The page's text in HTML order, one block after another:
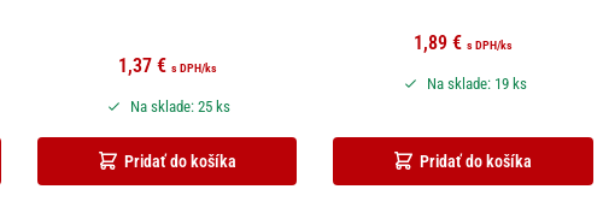
1,37 € s DPH/ks
Pridať do košíka
Na sklade: 25 ks
1,89 € s DPH/ks
Pridať do košíka
Na sklade: 19 ks